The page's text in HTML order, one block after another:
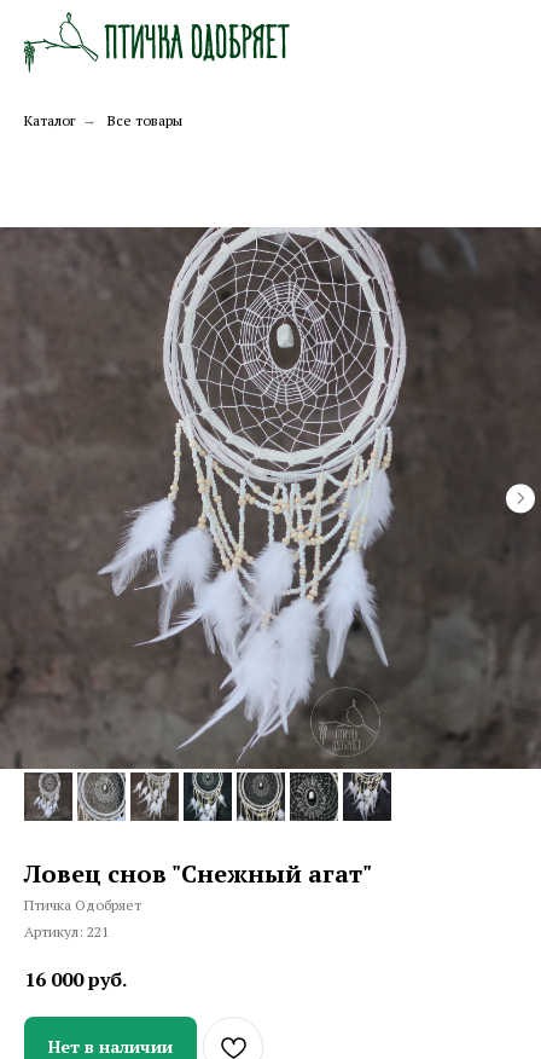
Каталог → Все товары
Ловец снов "Снежный агат"
Птичка Одобряет
Артикул: 221
16 000руб.
Нет в наличии